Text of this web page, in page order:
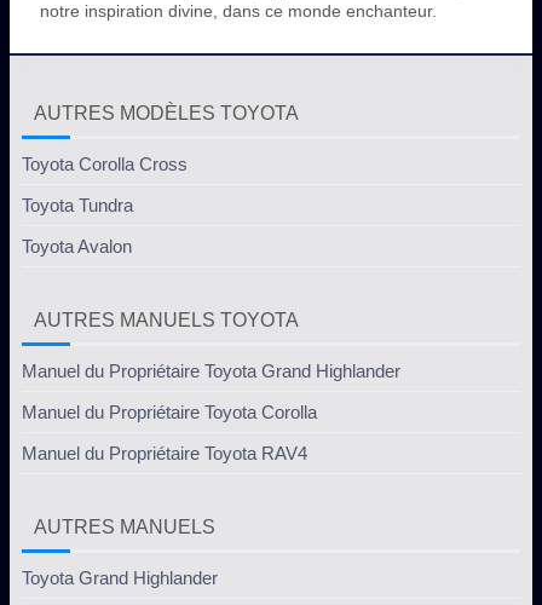
notre inspiration divine, dans ce monde enchanteur.
AUTRES MODÈLES TOYOTA
Toyota Corolla Cross
Toyota Tundra
Toyota Avalon
AUTRES MANUELS TOYOTA
Manuel du Propriétaire Toyota Grand Highlander
Manuel du Propriétaire Toyota Corolla
Manuel du Propriétaire Toyota RAV4
AUTRES MANUELS
Toyota Grand Highlander